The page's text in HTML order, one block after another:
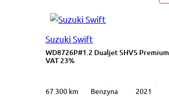
Suzuki Swift
WD8726P#1.2 Dualjet SHVS
VAT 23%
67 300 km Benzyna 2021